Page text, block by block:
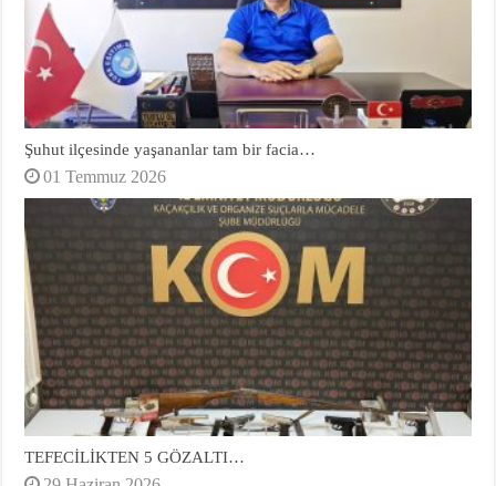
Şuhut ilçesinde yaşananlar tam bir facia…
01 Temmuz 2026
TEFECİLİKTEN 5 GÖZALTI…